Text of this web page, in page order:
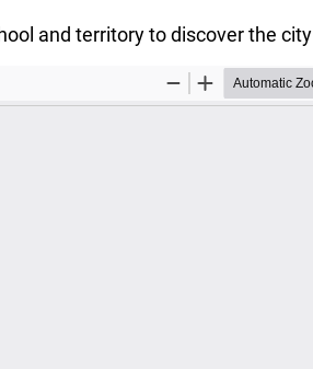
and territory to discover the city